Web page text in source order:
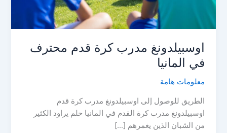
اوسبيلدونغ مدرب كرة قدم محترف
في المانيا
معلومات هامة
الطريق للوصول إلى اوسبيلدونغ مدرب كرة قدم
اوسبيلدونغ مدرب كرة القدم في المانيا حلم يراود الكثير
من الشبان الذين يغمرهم […]